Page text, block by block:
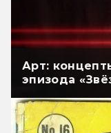
Арт:
эпизода